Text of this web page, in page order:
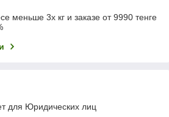
меньше 3х кг и заказе от 9990 тенге
для Юридических лиц